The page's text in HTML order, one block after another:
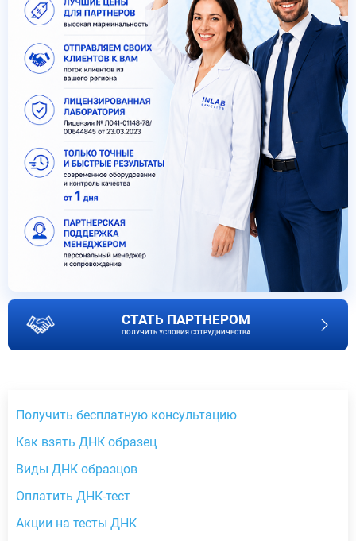
СТАТЬ ПАРТНЕРОМ
ПОЛУЧИТЬ УСЛОВИЯ СОТРУДНИЧЕСТВА
Получить бесплатную консультацию
Как взять ДНК образец
Виды ДНК образцов
Оплатить ДНК-тест
Акции на тесты ДНК